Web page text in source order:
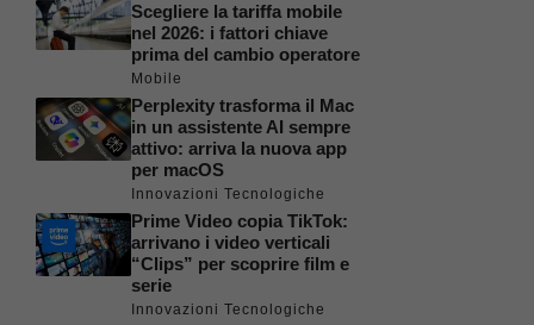
Scegliere la tariffa mobile
nel 2026: i fattori chiave
prima del cambio operatore
Mobile
Perplexity trasforma il Mac
in un assistente AI sempre
attivo: arriva la nuova app
per macOS
Innovazioni Tecnologiche
Prime Video copia TikTok:
arrivano i video verticali
“Clips” per scoprire film e
serie
Innovazioni Tecnologiche